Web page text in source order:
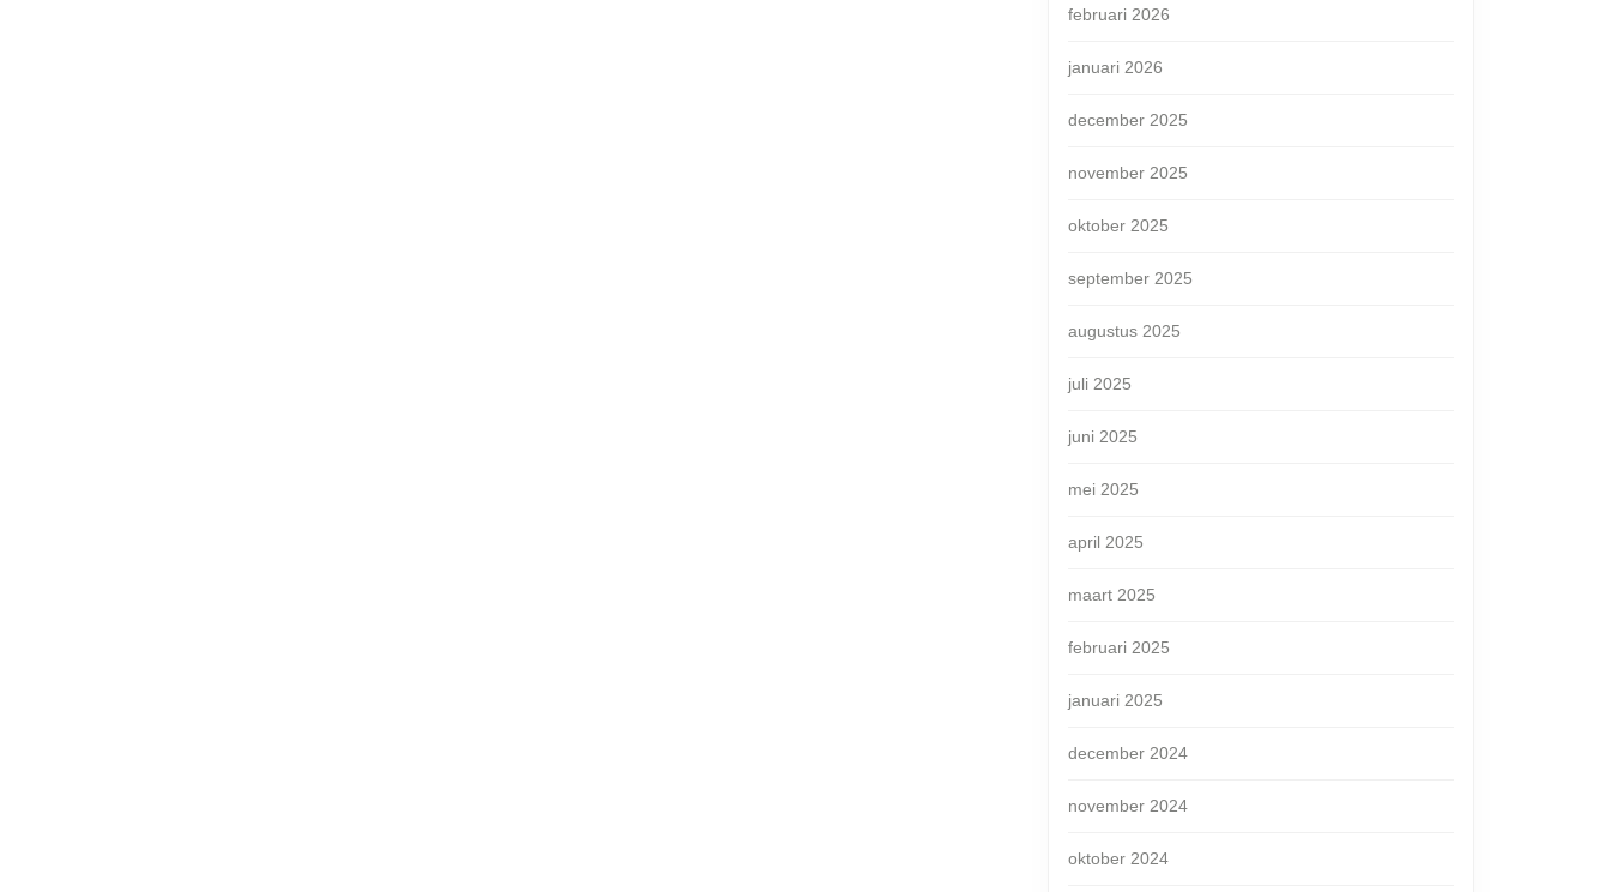
februari 2026
januari 2026
december 2025
november 2025
oktober 2025
september 2025
augustus 2025
juli 2025
juni 2025
mei 2025
april 2025
maart 2025
februari 2025
januari 2025
december 2024
november 2024
oktober 2024